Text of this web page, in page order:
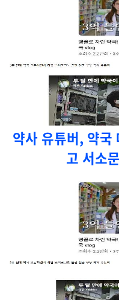
약사 유튜버, 약국
고 서소